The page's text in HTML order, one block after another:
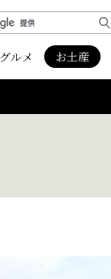
グルメ お土産